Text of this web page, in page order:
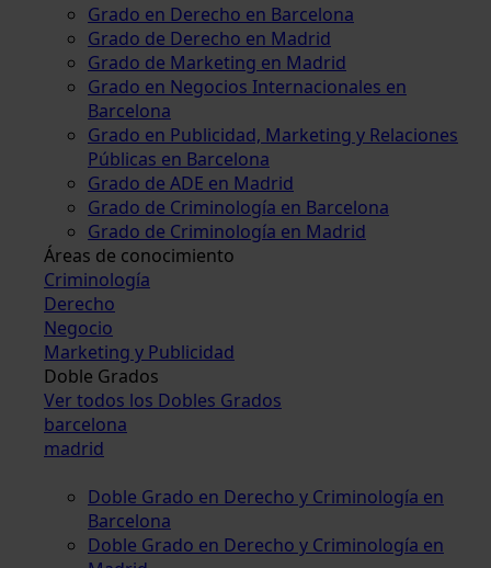
Grado en Derecho en Barcelona
Grado de Derecho en Madrid
Grado de Marketing en Madrid
Grado en Negocios Internacionales en
Barcelona
Grado en Publicidad, Marketing y Relaciones
Públicas en Barcelona
Grado de ADE en Madrid
Grado de Criminología en Barcelona
Grado de Criminología en Madrid
Áreas de conocimiento
Criminología
Derecho
Negocio
Marketing y Publicidad
Doble Grados
Ver todos los Dobles Grados
barcelona
madrid
Doble Grado en Derecho y Criminología en
Barcelona
Doble Grado en Derecho y Criminología en